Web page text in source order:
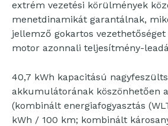
extrém vezetési körülmények
menetdinamikát garantálnak,
jellemző gokartos
motor azonnali teljesítmény-
40,7 kWh kapacitású
akkumulátorának köszönhetően
(kombinált energiafogyasztás
kWh / 100 km; kombinált